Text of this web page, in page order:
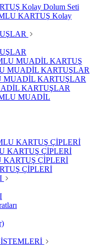
Kolay Dolum Seti
KARTUŞ Kolay
MUADİL KARTUŞ
MUADİL KARTUŞLAR
MUADİL KARTUŞLAR
KARTUŞLAR
MUADİL
KARTUŞ ÇİPLERİ
KARTUŞ ÇİPLERİ
KARTUŞ ÇİPLERİ
ÇİPLERİ